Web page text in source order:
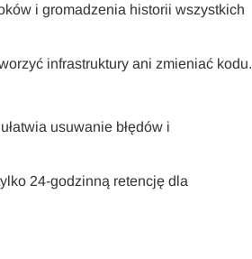
i gromadzenia historii wszystkich
infrastruktury ani zmieniać kodu.
usuwanie błędów i
24-godzinną retencję dla